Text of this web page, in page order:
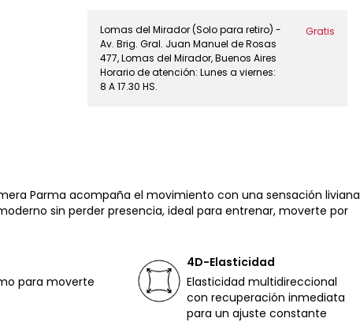
Lomas del Mirador (Solo para retiro) -
Av. Brig. Gral. Juan Manuel de Rosas
477, Lomas del Mirador, Buenos Aires
Horario de atención: Lunes a viernes:
8 A 17.30 HS.
Gratis
Parma acompaña el movimiento con una sensación liviana
sin perder presencia, ideal para entrenar, moverte por
para moverte
4D-Elasticidad
Elasticidad multidireccional
con recuperación inmediata
para un ajuste constante